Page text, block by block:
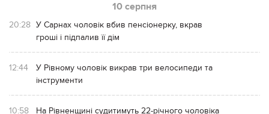
10 серпня
20:28 У Сарнах чоловік вбив пенсіонерку, вкрав
гроші і підпалив її дім
12:44
У Рівному чоловік викрав три велосипеди та
інструменти
10:58 На Рівненщині судитимуть 22-річного чоловіка